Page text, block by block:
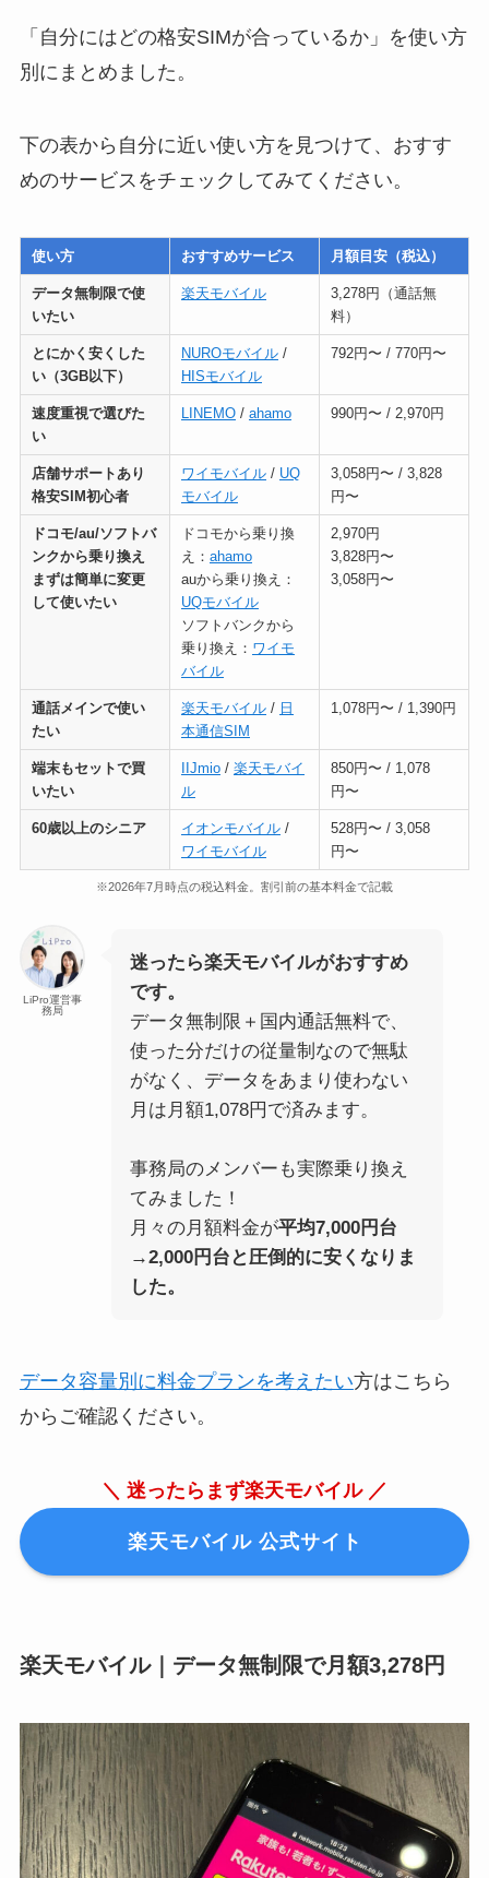
「自分にはどの格安SIMが合っているか」を使い方
別にまとめました。
下の表から自分に近い使い方を見つけて、おすす
めのサービスをチェックしてみてください。
使い方 おすすめサービス 月額目安（税込）
データ無制限で使
いたい
楽天モバイル
3,278円（通話無
料）
とにかく安くした
い（3GB以下）
NUROモバイル/
HISモバイル
792円〜 / 770円〜
速度重視で選びた
い
LINEMO/ ahamo 990円〜 / 2,970円
店舗サポートあり
格安SIM初心者
ワイモバイル/ UQ
モバイル
3,058円〜 / 3,828
円〜
ドコモ/au/ソフトバ
ンクから乗り換え
まずは簡単に変更
して使いたい
ドコモから乗り換
え： ahamo
auから乗り換え：
UQモバイル
ソフトバンクから
乗り換え： ワイモ
バイル
2,970円
3,828円〜
3,058円〜
通話メインで使い
たい
楽天モバイル/ 日
本通信SIM
1,078円〜 / 1,390円
端末もセットで買
いたい
IIJmio/ 楽天モバイ
ル
850円〜 / 1,078
円〜
60歳以上のシニア イオンモバイル/
ワイモバイル
528円〜 / 3,058
円〜
※2026年7月時点の税込料金。割引前の基本料金で記載
LiPro運営事
務局
迷ったら楽天モバイルがおすすめ
です。
データ無制限＋国内通話無料で、
使った分だけの従量制なので無駄
がなく、データをあまり使わない
月は月額1,078円で済みます。
事務局のメンバーも実際乗り換え
てみました！
月々の月額料金が平均7,000円台
→2,000円台と圧倒的に安くなりま
した。
データ容量別に料金プランを考えたい方はこちら
からご確認ください。
＼ 迷ったらまず楽天モバイル ／
楽天モバイル 公式サイト
楽天モバイル｜データ無制限で月額3,278円